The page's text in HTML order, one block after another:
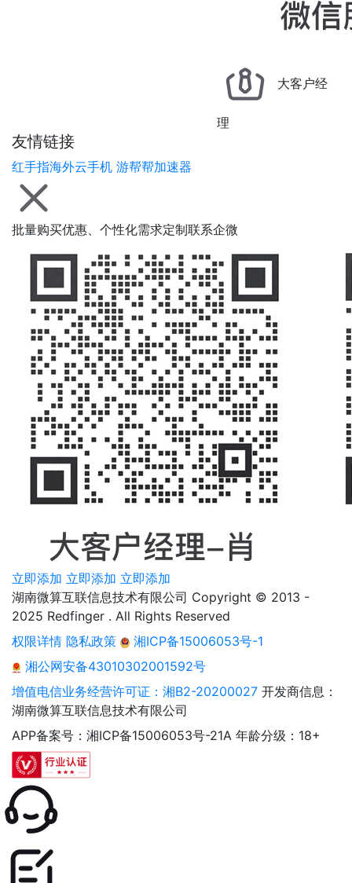
友情链接
红手指海外云手机 游帮帮加速器
大客户经
理
批量购买优惠、个性化需求定制联系企微
立即添加 立即添加 立即添加
湖南微算互联信息技术有限公司 Copyright © 2013 -
2025 Redfinger . All Rights Reserved
权限详情 隐私政策
湘ICP备15006053号-1
湘公网安备43010302001592号
增值电信业务经营许可证：湘B2-20200027 开发商信息：
湖南微算互联信息技术有限公司
APP备案号：湘ICP备15006053号-21A 年龄分级：18+